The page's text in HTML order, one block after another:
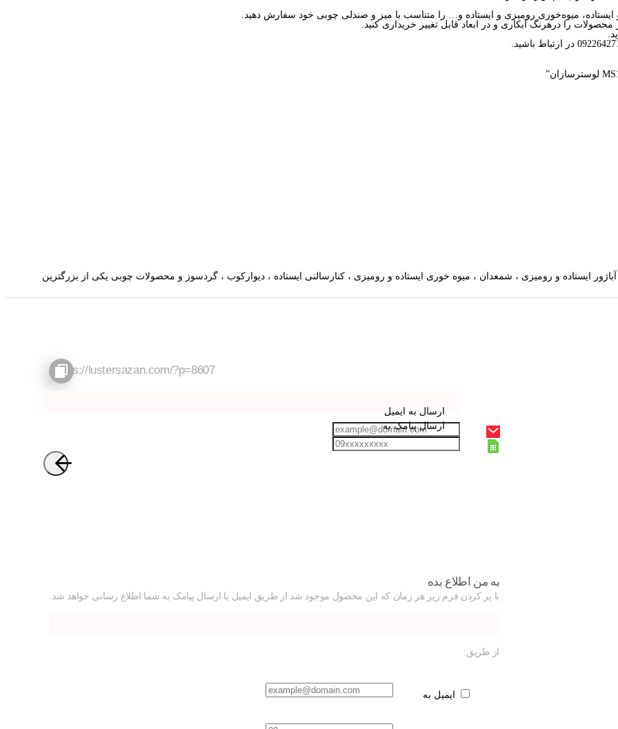
ایستاده، میوه‌خوری رومیزی و ایستاده و… را متناسب با میز و صندلی چوبی خود سفارش دهید.
را درهرنگ آبکاری و در ابعاد قابل تغییر خریداری کنید.
ارسال به ایمیل
ارسال پیامک به
به من اطلاع بده
با پر کردن فرم زیر هر زمان که این محصول موجود شد از طریق ایمیل یا ارسال پیامک به شما اطلاع رسانی خواهد شد.
از طریق:
ایمیل به